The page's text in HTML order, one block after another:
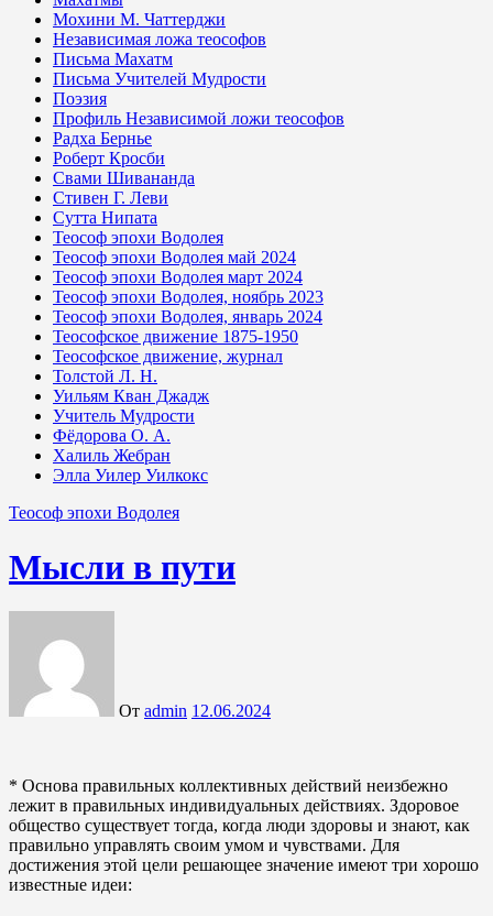
Мохини М. Чаттерджи
Независимая ложа теософов
Письма Махатм
Письма Учителей Мудрости
Поэзия
Профиль Независимой ложи теософов
Радха Бернье
Роберт Кросби
Свами Шивананда
Стивен Г. Леви
Сутта Нипата
Теософ эпохи Водолея
Теософ эпохи Водолея май 2024
Теософ эпохи Водолея март 2024
Теософ эпохи Водолея, ноябрь 2023
Теософ эпохи Водолея, январь 2024
Теософское движение 1875-1950
Теософское движение, журнал
Толстой Л. Н.
Уильям Кван Джадж
Учитель Мудрости
Фёдорова О. А.
Халиль Жебран
Элла Уилер Уилкокс
Теософ эпохи Водолея
Мысли в пути
От admin 12.06.2024
* Основа правильных коллективных действий неизбежно
лежит в правильных индивидуальных действиях. Здоровое
общество существует тогда, когда люди здоровы и знают, как
правильно управлять своим умом и чувствами. Для
достижения этой цели решающее значение имеют три хорошо
известные идеи: